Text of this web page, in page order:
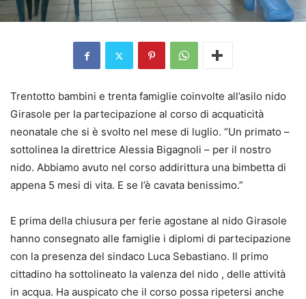
Trentotto bambini e trenta famiglie coinvolte all’asilo nido
Girasole per la partecipazione al corso di acquaticità
neonatale che si è svolto nel mese di luglio. “Un primato –
sottolinea la direttrice Alessia Bigagnoli – per il nostro
nido. Abbiamo avuto nel corso addirittura una bimbetta di
appena 5 mesi di vita. E se l’è cavata benissimo.”
E prima della chiusura per ferie agostane al nido Girasole
hanno consegnato alle famiglie i diplomi di partecipazione
con la presenza del sindaco Luca Sebastiano. Il primo
cittadino ha sottolineato la valenza del nido , delle attività
in acqua. Ha auspicato che il corso possa ripetersi anche